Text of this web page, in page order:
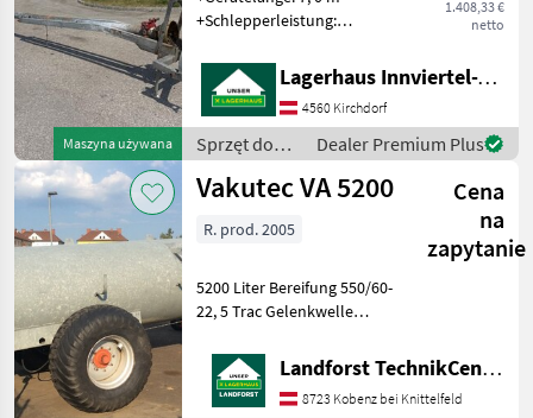
Maszyna używana
1.408,33 €
netto
+Schlepperleistung:
ca. 100 PS bis weit über 200
PS +Mixerrohr-
Durchmesser: 140 mm
+Mixerwellen-Durchmesser
Lagerhaus Innviertel-Traunviertel-Urfahr eGen, Kirchdorf
4560 Kirchdorf
Sprzęt do
nawożenia i
nawadniania
Dealer Premium Plus
Vakutec VA 5200
Cena
na
zapytanie
R. prod. 2005
5200 Liter Bereifung 550/60-
22, 5 Trac Gelenkwelle
unnötige Wartezeiten oder
Wegstrecken zu ersparen,
bitten wir Sie um vorherige
Landforst TechnikCenter Knittelfeld
8723 Kobenz bei Knittelfeld